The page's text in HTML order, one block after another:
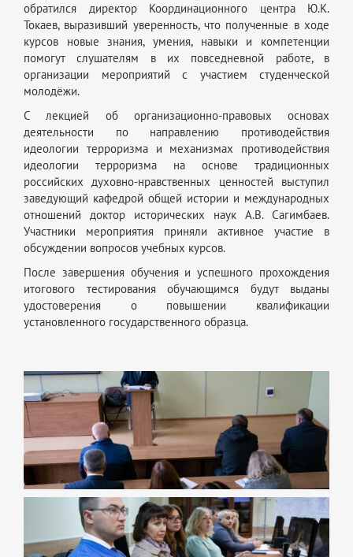
обратился директор Координационного центра Ю.К.
Токаев, выразивший уверенность, что полученные в ходе
курсов новые знания, умения, навыки и компетенции
помогут слушателям в их повседневной работе, в
организации мероприятий с участием студенческой
молодёжи.
С лекцией об организационно-правовых основах
деятельности по направлению противодействия
идеологии терроризма и механизмах противодействия
идеологии терроризма на основе традиционных
российских духовно-нравственных ценностей выступил
заведующий кафедрой общей истории и международных
отношений доктор исторических наук А.В. Сагимбаев.
Участники мероприятия приняли активное участие в
обсуждении вопросов учебных курсов.
После завершения обучения и успешного прохождения
итогового тестирования обучающимся будут выданы
удостоверения о повышении квалификации
установленного государственного образца.